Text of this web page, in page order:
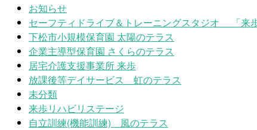
お知らせ
セーフティドライブ＆トレーニングスタジオ 「来
下松市小規模保育園 太陽のテラス
企業主導型保育園 さくらのテラス
居宅介護支援事業所 来歩
放課後等デイサービス 虹のテラス
未分類
来歩リハビリステージ
自立訓練(機能訓練) 風のテラス